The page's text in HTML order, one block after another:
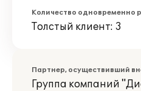
Количество одновременно
Толстый клиент: 3
Партнер, осуществивший
Группа компаний